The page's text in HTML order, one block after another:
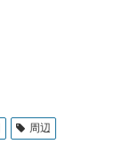
周辺